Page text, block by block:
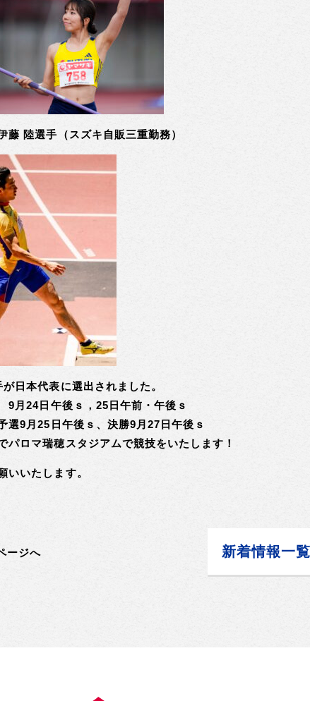
陸選手（スズキ自販三重勤務）
日本代表に選出されました。
月24日午後ｓ，25日午前・午後ｓ
9月25日午後ｓ、決勝9月27日午後ｓ
パロマ瑞穂スタジアムで競技をいたします！
いいたします。
ージへ 新着情報一